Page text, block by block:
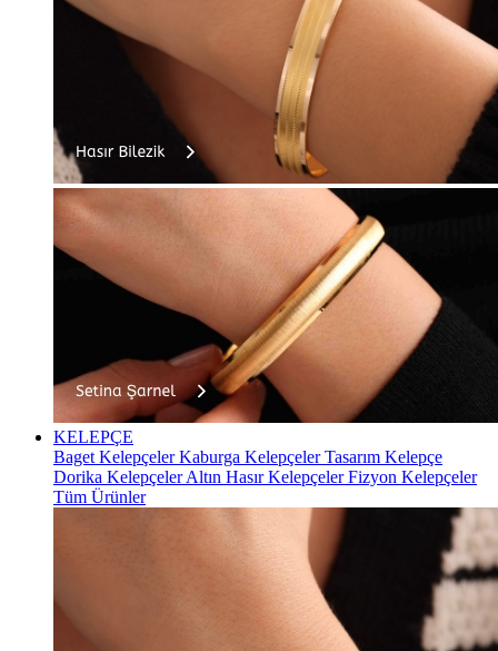
KELEPÇE
Baget KelepçelerKaburga KelepçelerTasarım Kelepçe
Dorika KelepçelerAltın Hasır KelepçelerFizyon Kelepçeler
Tüm Ürünler